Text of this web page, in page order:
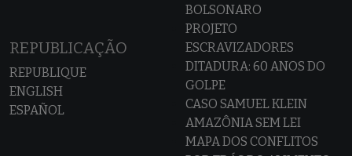
REPUBLICAÇÃO
REPUBLIQUE
ENGLISH
ESPAÑOL
BOLSONARO
PROJETO
ESCRAVIZADORES
DITADURA: 60 ANOS DO
GOLPE
CASO SAMUEL KLEIN
AMAZÔNIA SEM LEI
MAPA DOS CONFLITOS